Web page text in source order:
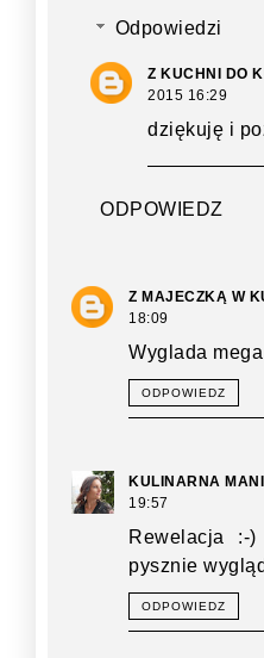
Odpowiedzi
Z KUCHNI DO
2015 16:29
dziękuję i
ODPOWIEDZ
Z MAJECZKĄ W
18:09
Wyglada
ODPOWIEDZ
KULINARNA
19:57
Rewelacja :-
pysznie
ODPOWIEDZ